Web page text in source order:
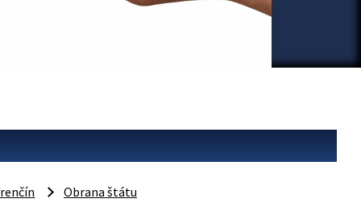
Obrana štátu